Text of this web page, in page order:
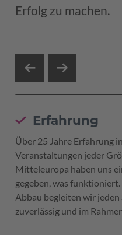
Erfolg zu machen.
Erfahrung
Über 25 Jahre Erfahrung
Veranstaltungen jeder
Mitteleuropa haben uns
gegeben, was
Abbau begleiten wir
zuverlässig und im